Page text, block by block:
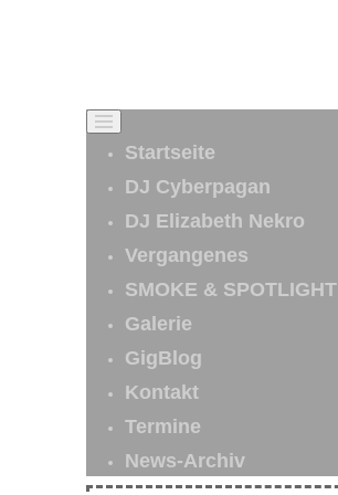
Startseite
DJ Cyberpagan
DJ Elizabeth Nekro
Vergangenes
SMOKE & SPOTLIGHT
Galerie
GigBlog
Kontakt
Termine
News-Archiv